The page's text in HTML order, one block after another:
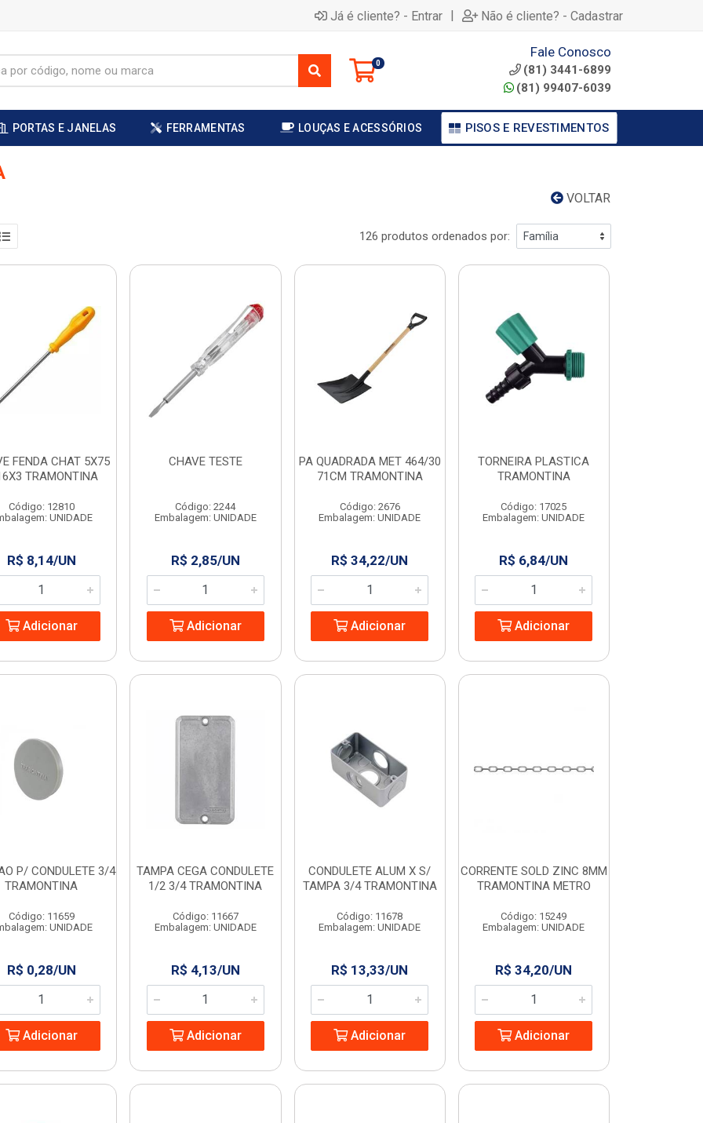
Já é cliente? - Entrar | Não é cliente? - Cadastrar
0
Fale Conosco
(81) 3441-6899
(81) 99407-6039
PORTAS E JANELAS FERRAMENTAS LOUÇAS E ACESSÓRIOS PISOS E REVESTIMENTOS
VOLTAR
126 produtos ordenados por:
FENDA CHAT 5X75
TRAMONTINA
Código: 12810
UNIDADE
R$ 8,14/UN
Adicionar
CHAVE TESTE
Código: 2244
Embalagem: UNIDADE
R$ 2,85/UN
Adicionar
PA QUADRADA MET 464/30
71CM TRAMONTINA
Código: 2676
Embalagem: UNIDADE
R$ 34,22/UN
Adicionar
TORNEIRA PLASTICA
TRAMONTINA
Código: 17025
Embalagem: UNIDADE
R$ 6,84/UN
Adicionar
P/ CONDULETE 3/4
TRAMONTINA
Código: 11659
UNIDADE
R$ 0,28/UN
Adicionar
TAMPA CEGA CONDULETE
1/2 3/4 TRAMONTINA
Código: 11667
Embalagem: UNIDADE
R$ 4,13/UN
Adicionar
CONDULETE ALUM X S/
TAMPA 3/4 TRAMONTINA
Código: 11678
Embalagem: UNIDADE
R$ 13,33/UN
Adicionar
CORRENTE SOLD ZINC 8MM
TRAMONTINA METRO
Código: 15249
Embalagem: UNIDADE
R$ 34,20/UN
Adicionar